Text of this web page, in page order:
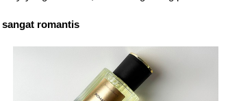
sangat romantis